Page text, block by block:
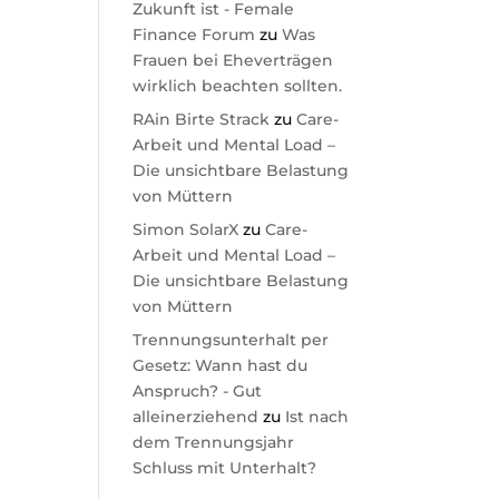
Zukunft ist - Female
Finance Forum zuWas
Frauen bei Eheverträgen
wirklich beachten sollten.
RAin Birte Strack zuCare-
Arbeit und Mental Load –
Die unsichtbare Belastung
von Müttern
Simon SolarX zuCare-
Arbeit und Mental Load –
Die unsichtbare Belastung
von Müttern
Trennungsunterhalt per
Gesetz: Wann hast du
Anspruch? - Gut
alleinerziehend zu Ist nach
dem Trennungsjahr
Schluss mit Unterhalt?